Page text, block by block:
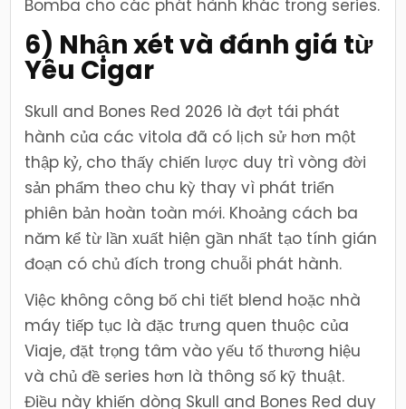
Bomba cho các phát hành khác trong series.
6) Nhận xét và đánh giá từ
Yêu Cigar
Skull and Bones Red 2026 là đợt tái phát
hành của các vitola đã có lịch sử hơn một
thập kỷ, cho thấy chiến lược duy trì vòng đời
sản phẩm theo chu kỳ thay vì phát triển
phiên bản hoàn toàn mới. Khoảng cách ba
năm kể từ lần xuất hiện gần nhất tạo tính gián
đoạn có chủ đích trong chuỗi phát hành.
Việc không công bố chi tiết blend hoặc nhà
máy tiếp tục là đặc trưng quen thuộc của
Viaje, đặt trọng tâm vào yếu tố thương hiệu
và chủ đề series hơn là thông số kỹ thuật.
Điều này khiến dòng Skull and Bones Red duy